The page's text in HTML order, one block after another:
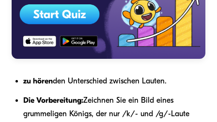
zu hörenden Unterschied zwischen Lauten.
Die Vorbereitung:Zeichnen Sie ein Bild eines
grummeligen Königs, der nur /k/- und /g/-Laute